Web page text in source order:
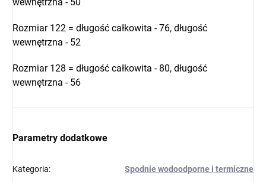
wewnętrzna - 50
Rozmiar 122 = długość całkowita - 76, długość
wewnętrzna - 52
Rozmiar 128 = długość całkowita - 80, długość
wewnętrzna - 56
Parametry dodatkowe
Kategoria: Spodnie wodoodporne i termiczne